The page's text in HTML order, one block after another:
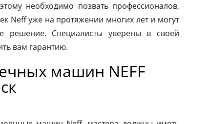
необходимо позвать профессионалов,
Neff уже на протяжении многих лет и могут
решение. Специалисты уверены в своей
вам гарантию.
машин NEFF